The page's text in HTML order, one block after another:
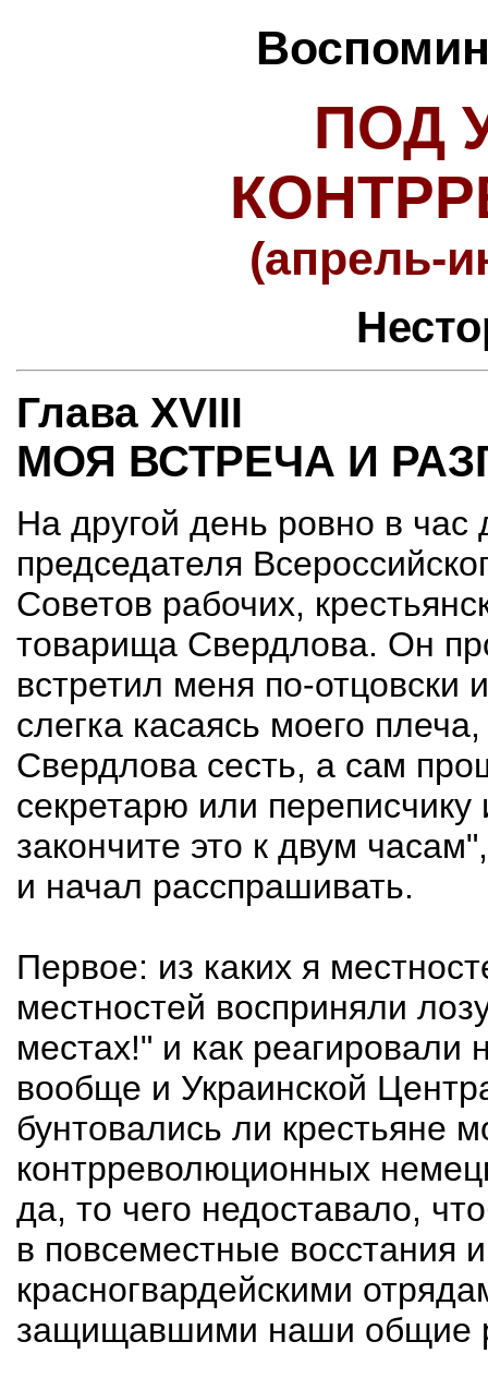
ПОД
(апрель-
Глава XVIII
МОЯ ВСТРЕЧА И
На другой день ровно в
председателя
Советов рабочих,
товарища Свердлова. Он
встретил меня по-отцовски
слегка касаясь моего
Свердлова сесть, а сам
секретарю или
закончите это к двум
и начал расспрашивать.
Первое: из каких я
местностей восприняли
местах!" и как реагировали
вообще и Украинской
бунтовались ли крестьяне
контрреволюционных
да, то чего недоставало,
в повсеместные восстания
красногвардейскими
защищавшими наши общие